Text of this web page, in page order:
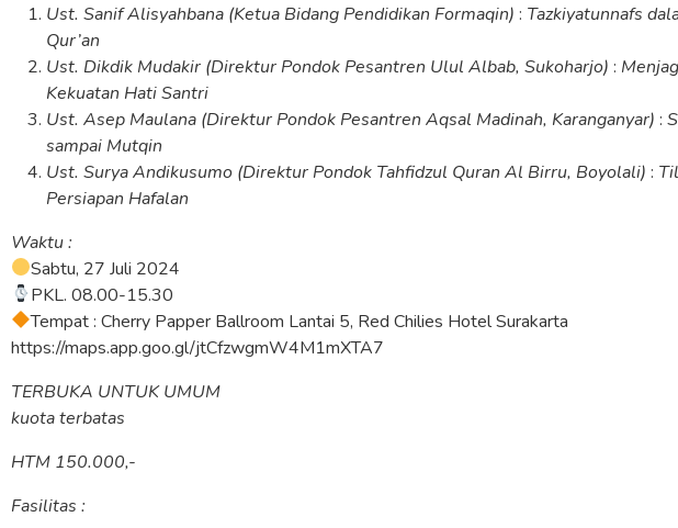
Ust. Sanif Alisyahbana (Ketua Bidang Pendidikan Formaqin) : Tazkiyatunnafs
Qur’an
Ust. Dikdik Mudakir (Direktur Pondok Pesantren Ulul Albab, Sukoharjo) :
Kekuatan Hati Santri
Ust. Asep Maulana (Direktur Pondok Pesantren Aqsal Madinah, Karanganyar) :
sampai Mutqin
Ust. Surya Andikusumo (Direktur Pondok Tahfidzul Quran Al Birru, Boyolali) :
Persiapan Hafalan
Waktu :
Sabtu, 27 Juli 2024
PKL. 08.00-15.30
Tempat : Cherry Papper Ballroom Lantai 5, Red Chilies Hotel Surakarta
https://maps.app.goo.gl/jtCfzwgmW4M1mXTA7
TERBUKA UNTUK UMUM
kuota terbatas
HTM 150.000,-
Fasilitas :